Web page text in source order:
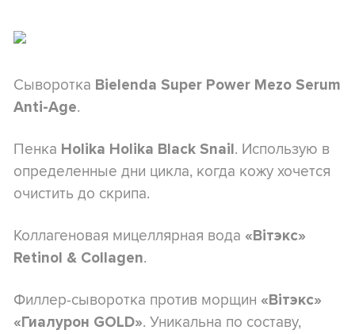
Сыворотка Bielenda Super Power Mezo Serum
Anti-Age.
Пенка Holika Holika Black Snail. Использую в
определенные дни цикла, когда кожу хочется
очистить до скрипа.
Коллагеновая мицеллярная вода «Вітэкс»
Retinol & Collagen.
Филлер-сыворотка против морщин «Вітэкс»
«Гиалурон GOLD». Уникальна по составу,